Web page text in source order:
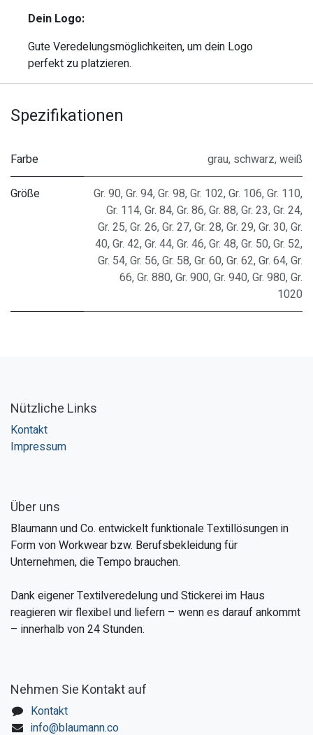
Dein Logo:
Gute Veredelungsmöglichkeiten, um dein Logo
perfekt zu platzieren.
Spezifikationen
Farbe grau, schwarz,weiß
Größe Gr. 90,Gr. 94,Gr. 98,Gr. 102,Gr. 106,Gr. 110,
Gr. 114,Gr. 84,Gr. 86,Gr. 88,Gr. 23,Gr. 24,
Gr. 25,Gr. 26,Gr. 27,Gr. 28,Gr. 29,Gr. 30,Gr.
40,Gr. 42,Gr. 44,Gr. 46,Gr. 48,Gr. 50,Gr. 52,
Gr. 54,Gr. 56,Gr. 58,Gr. 60,Gr. 62,Gr. 64,Gr.
66,Gr. 880,Gr. 900,Gr. 940,Gr. 980,Gr.
1020
Nützliche Links
Kontakt
Impressum
Über uns
Blaumann und Co. entwickelt funktionale Textillösungen in
Form von Workwear bzw. Berufsbekleidung für
Unternehmen, die Tempo brauchen.
Dank eigener Textilveredelung und Stickerei im Haus
reagieren wir flexibel und liefern – wenn es darauf ankommt
– innerhalb von 24 Stunden.
Nehmen Sie Kontakt auf
Kontakt
info@blaumann.co